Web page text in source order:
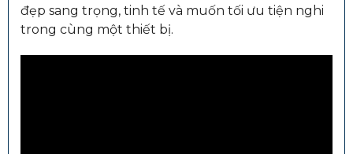
đẹp sang trọng, tinh tế và muốn tối ưu tiện nghi
trong cùng một thiết bị.